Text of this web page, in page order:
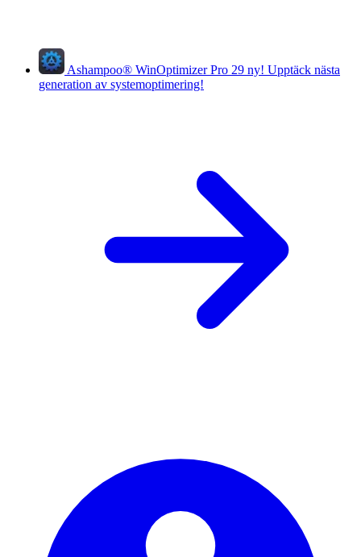
Ashampoo® WinOptimizer Pro 29 ny! Upptäck nästa
generation av systemoptimering!